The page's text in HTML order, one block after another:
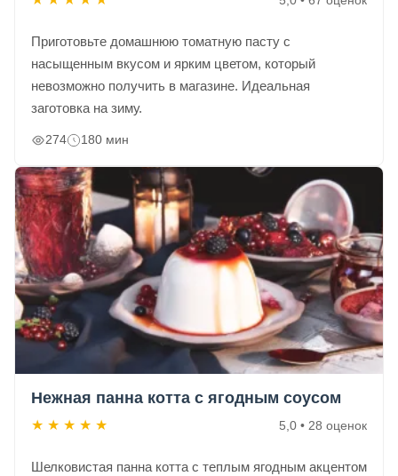
Приготовьте домашнюю томатную пасту с
насыщенным вкусом и ярким цветом, который
невозможно получить в магазине. Идеальная
заготовка на зиму.
274 180 мин
Нежная панна котта с ягодным соусом
★ ★ ★ ★ ★ 5,0 • 28 оценок
Шелковистая панна котта с теплым ягодным акцентом